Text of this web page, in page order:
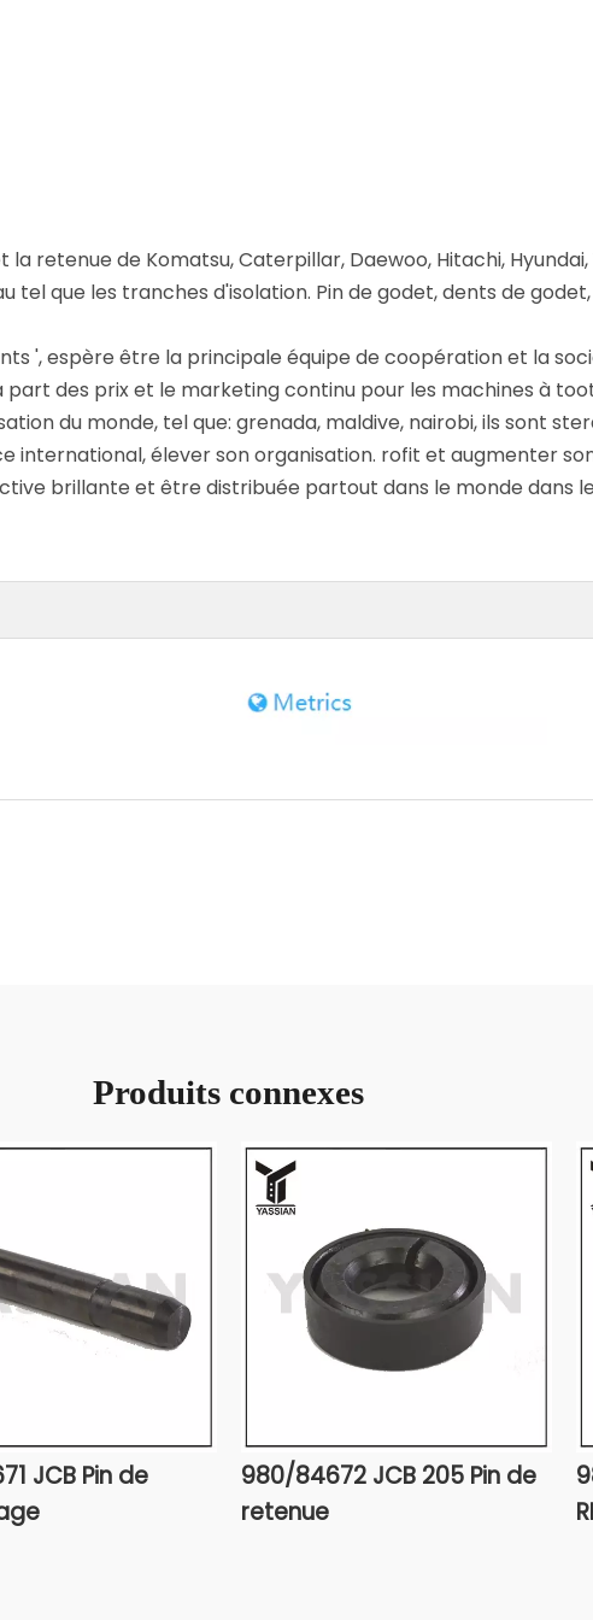
retenue de Komatsu, Caterpillar, Daewoo, Hitachi,
tel que les tranches d'isolation. Pin de godet, dents de
', espère être la principale équipe de coopération et la
part des prix et le marketing continu pour les machines à
du monde, tel que: grenada, maldive, nairobi, ils sont
élever son organisation. rofit et augmenter
brillante et être distribuée partout dans le monde dans
Produits connexes
JCB Pin de
980/84672 JCB 205 Pin de
retenue